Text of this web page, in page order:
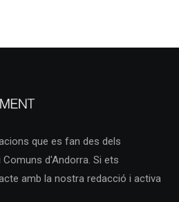
que es fan des dels
d'Andorra. Si ets
amb la nostra redacció i activa